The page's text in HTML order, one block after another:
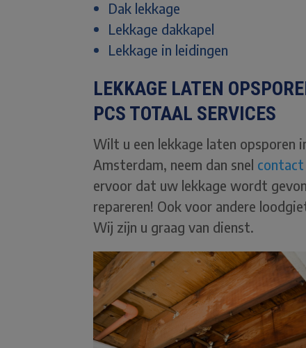
Dak lekkage
Lekkage dakkapel
Lekkage in leidingen
LEKKAGE LATEN
PCS TOTAAL SERVICES
Wilt u een lekkage laten
Amsterdam, neem dan snel contact
ervoor dat uw lekkage wordt
repareren! Ook voor andere
Wij zijn u graag van dienst.